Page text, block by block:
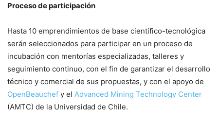
Proceso de participación
Hasta 10 emprendimientos de base científico-tecnológica
serán seleccionados para participar en un proceso de
incubación con mentorías especializadas, talleres y
seguimiento continuo, con el fin de garantizar el desarrollo
técnico y comercial de sus propuestas, y con el apoyo de
OpenBeauchef y el Advanced Mining Technology Center
(AMTC) de la Universidad de Chile.